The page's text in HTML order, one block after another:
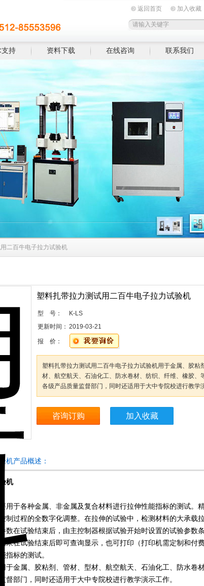
返回首页 加入收藏
支持 资料下载 在线咨询 联系我们
二百牛电子拉力试验机
塑料扎带拉力测试用二百牛电子拉力试验机
型 号：
K-LS
更新时间： 2019-03-21
报 价：
塑料扎带拉力测试用二百牛电子拉力试验机用于金属、胶粘
材、航空航天、石油化工、防水卷材、纺织、纤维、橡胶、
各级产品质量监督部门，同时还适用于大中专院校进行教学
咨询订购 加入收藏
机产品概述：
机
用于各种金属、非金属及复合材料进行拉伸性能指标的测试。
制过程的全数字化调整。在拉伸的试验中，检测材料的大承载
数在试验结束后，由主控制器根据试验开始时设置的试验参数
果在试验结束后即可查询显示，也可打印（打印机需定制和付
指标的测试。
于金属、胶粘剂、管材、型材、航空航天、石油化工、防水卷
督部门，同时还适用于大中专院校进行教学演示工作。